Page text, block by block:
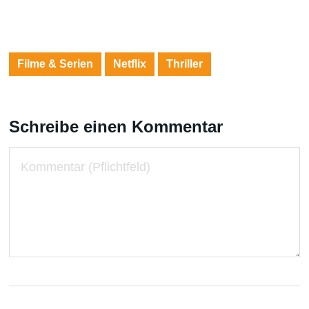
Filme & Serien Netflix Thriller
Schreibe einen Kommentar